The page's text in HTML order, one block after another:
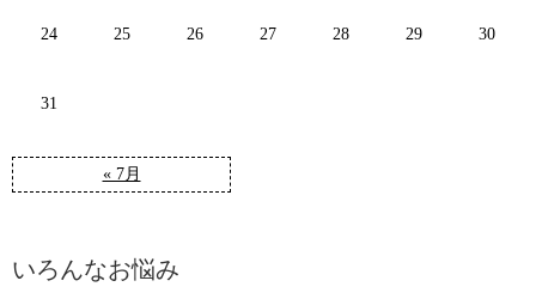
« 7月
24 25 26 27 28 29 30
31
いろんなお悩み